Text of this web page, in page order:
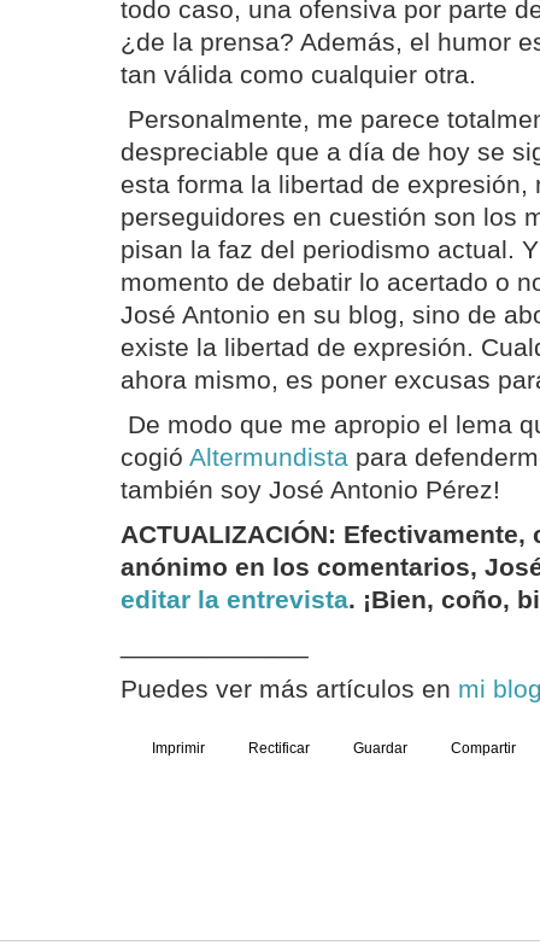
todo caso, una ofensiva por parte
¿de la prensa? Además, el humor
tan válida como cualquier otra.
Personalmente, me parece
despreciable que a día de hoy se
esta forma la libertad de expresión,
perseguidores en cuestión son los
pisan la faz del periodismo actual.
momento de debatir lo acertado o
José Antonio en su blog, sino de
existe la libertad de expresión.
ahora mismo, es poner excusas
De modo que me apropio el lema
cogió Altermundista para
también soy José Antonio Pérez!
ACTUALIZACIÓN: Efectivamente,
anónimo en los comentarios,
editar la entrevista. ¡Bien, coño,
Puedes ver más artículos en mi
Imprimir Rectificar Guardar Compartir